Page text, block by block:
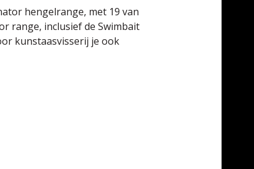
hengelrange, met 19 van
range, inclusief de Swimbait
kunstaasvisserij je ook